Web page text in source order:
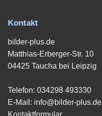
Kontakt
bilder-plus.de
Matthias-Erberger-Str. 10
04425 Taucha bei Leipzig
Telefon: 034298 493330
E-Mail: info@bilder-plus.de
Kontaktformular